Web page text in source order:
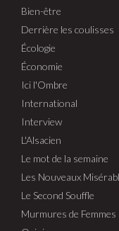
Bien-être
Derrière les coulisses
Écologie
Économie
Ici l'Ombre
International
Interview
L'Alsacien
Le mot de la semaine
Les Nouveaux
Le Second Souffle
Murmures de Femmes